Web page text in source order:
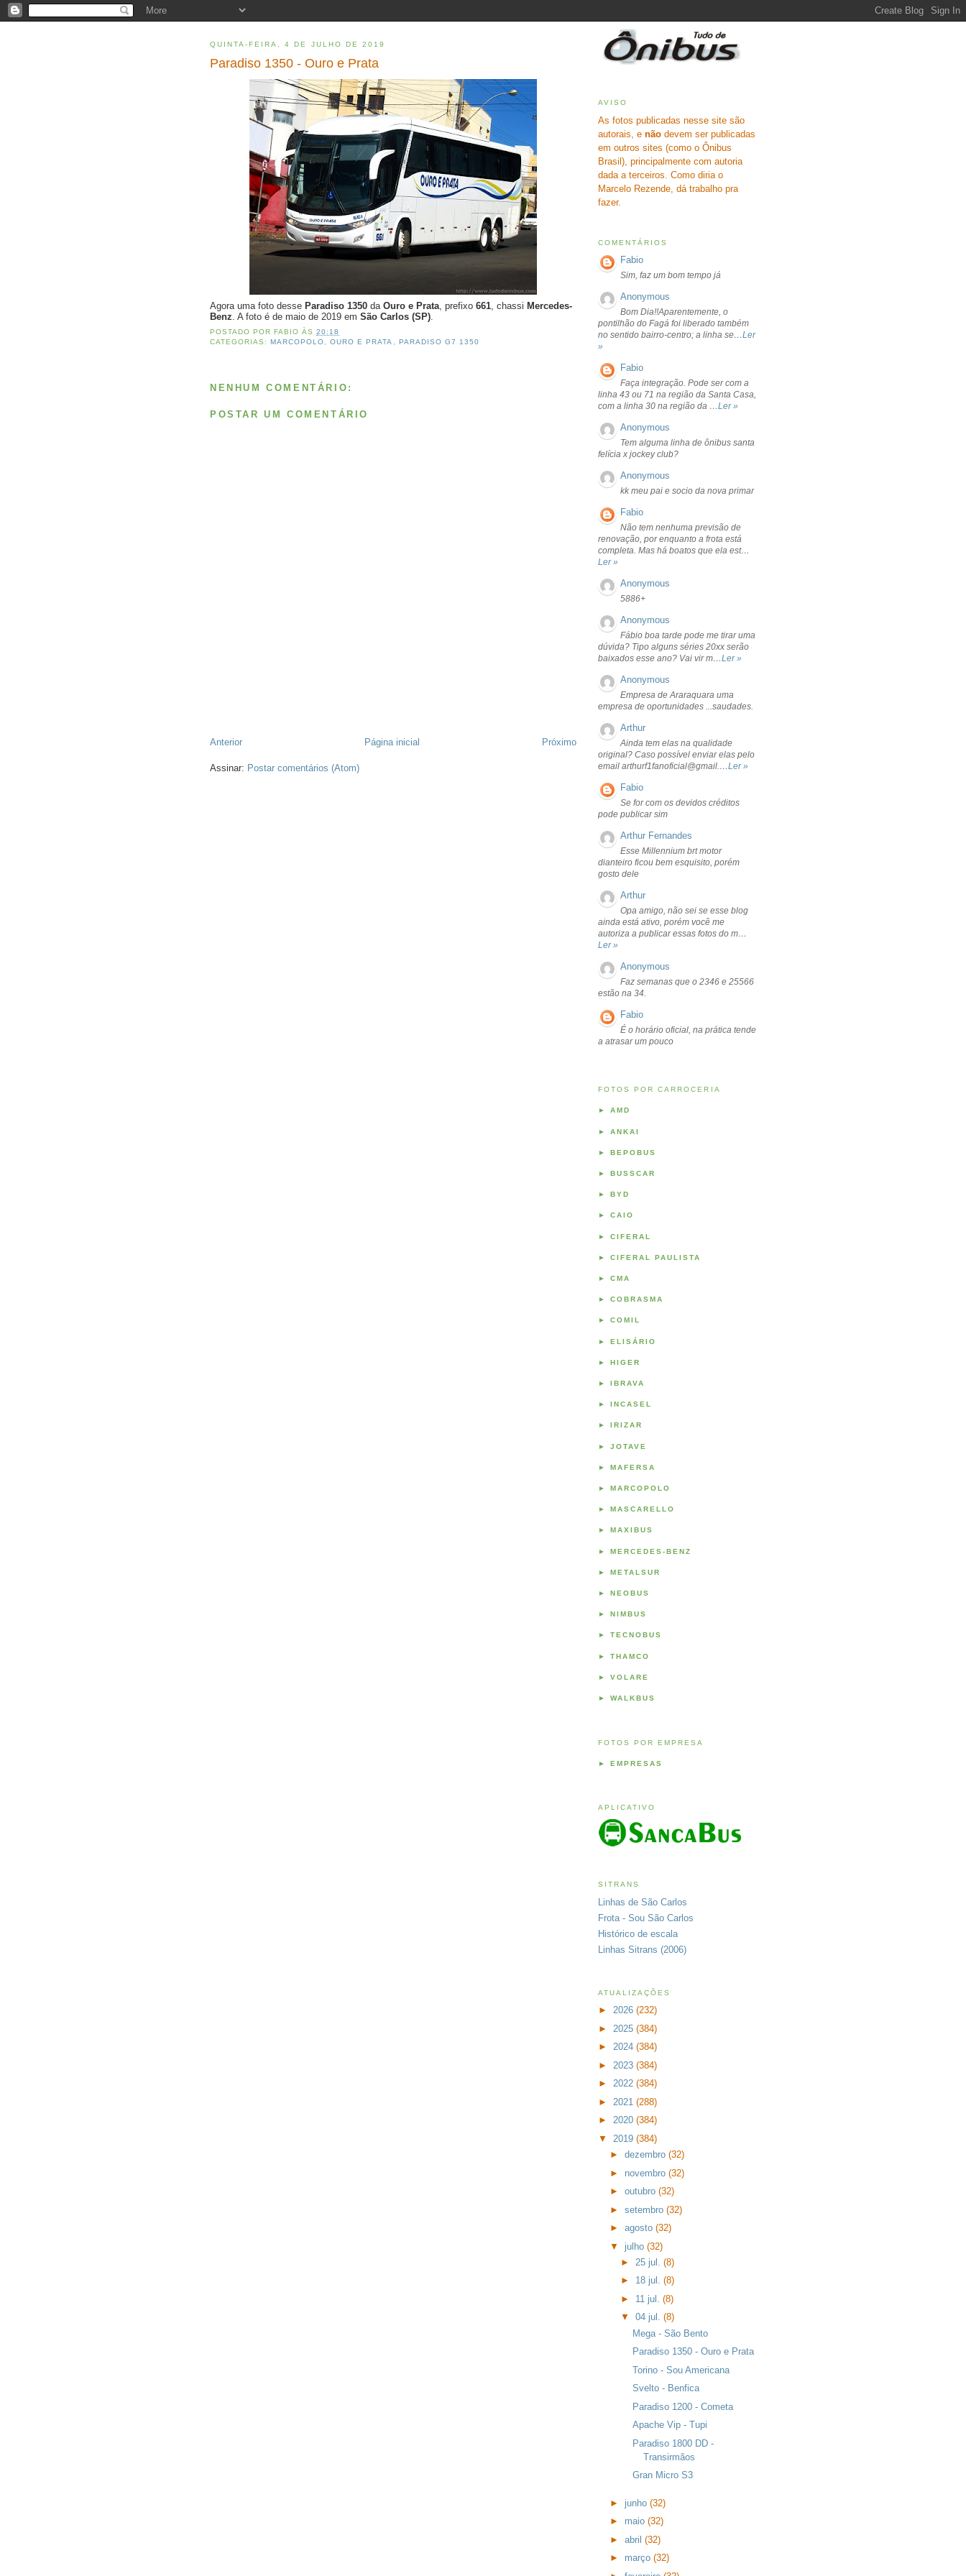
QUINTA-FEIRA, 4 DE JULHO DE 2019
Paradiso 1350 - Ouro e Prata
Agora uma foto desse Paradiso 1350 da Ouro e Prata , prefixo 661 , chassi Mercedes-
Benz . A foto é de maio de 2019 em São Carlos (SP)
POSTADO PORFABIO ÀS20:18
CATEGORIAS:MARCOPOLO,OURO E PRATA , PARADISO G7 1350
NENHUM COMENTÁRIO:
POSTAR UM COMENTÁRIO
Anterior Próximo
Página inicial
Assinar: Postar comentários (Atom)
AVISO
As fotos publicadas nesse site são
autorais, e não devem ser publicadas
em outros sites (como o Ônibus
Brasil), principalmente com autoria
dada a terceiros. Como diria o
Marcelo Rezende, dá trabalho pra
fazer.
COMENTÁRIOS
Fabio
Sim, faz um bom tempo já
Anonymous
Bom Dia!!Aparentemente, o
pontilhão do Fagá foi liberado também
no sentido bairro-centro; a linha se…Ler
»
Fabio
Faça integração. Pode ser com a
linha 43 ou 71 na região da Santa Casa,
com a linha 30 na região da …Ler »
Anonymous
Tem alguma linha de ônibus santa
felícia x jockey club?
Anonymous
kk meu pai e socio da nova primar
Fabio
Não tem nenhuma previsão de
renovação, por enquanto a frota está
completa. Mas há boatos que ela est…
Ler »
Anonymous
5886+
Anonymous
Fábio boa tarde pode me tirar uma
dúvida? Tipo alguns séries 20xx serão
baixados esse ano? Vai vir m…Ler »
Anonymous
Empresa de Araraquara uma
empresa de oportunidades ...saudades.
Arthur
Ainda tem elas na qualidade
original? Caso possível enviar elas pelo
email arthurf1fanoficial@gmail.…Ler »
Fabio
Se for com os devidos créditos
pode publicar sim
Arthur Fernandes
Esse Millennium brt motor
dianteiro ficou bem esquisito, porém
gosto dele
Arthur
Opa amigo, não sei se esse blog
ainda está ativo, porém você me
autoriza a publicar essas fotos do m…
Ler »
Anonymous
Faz semanas que o 2346 e 25566
estão na 34.
Fabio
É o horário oficial, na prática tende
a atrasar um pouco
FOTOS POR CARROCERIA
► AMD
► ANKAI
► BEPOBUS
► BUSSCAR
► BYD
► CAIO
► CIFERAL
► CIFERAL PAULISTA
► CMA
► COBRASMA
► COMIL
► ELISÁRIO
► HIGER
► IBRAVA
► INCASEL
► IRIZAR
► JOTAVE
► MAFERSA
► MARCOPOLO
► MASCARELLO
► MAXIBUS
► MERCEDES-BENZ
► METALSUR
► NEOBUS
► NIMBUS
► TECNOBUS
► THAMCO
► VOLARE
► WALKBUS
FOTOS POR EMPRESA
► EMPRESAS
APLICATIVO
SITRANS
Linhas de São Carlos
Frota - Sou São Carlos
Histórico de escala
Linhas Sitrans (2006)
ATUALIZAÇÕES
► 2026 (232)
► 2025 (384)
► 2024 (384)
► 2023 (384)
► 2022 (384)
► 2021 (288)
► 2020 (384)
▼ 2019 (384)
► dezembro (32)
► novembro (32)
► outubro (32)
► setembro (32)
► agosto (32)
▼ julho (32)
► 25 jul.(8)
► 18 jul.(8)
► 11 jul.(8)
▼04 jul.(8)
Mega - São Bento
Paradiso 1350 - Ouro e Prata
Torino - Sou Americana
Svelto - Benfica
Paradiso 1200 - Cometa
Apache Vip - Tupi
Paradiso 1800 DD -
Transirmãos
Gran Micro S3
► junho (32)
► maio (32)
► abril (32)
► março (32)